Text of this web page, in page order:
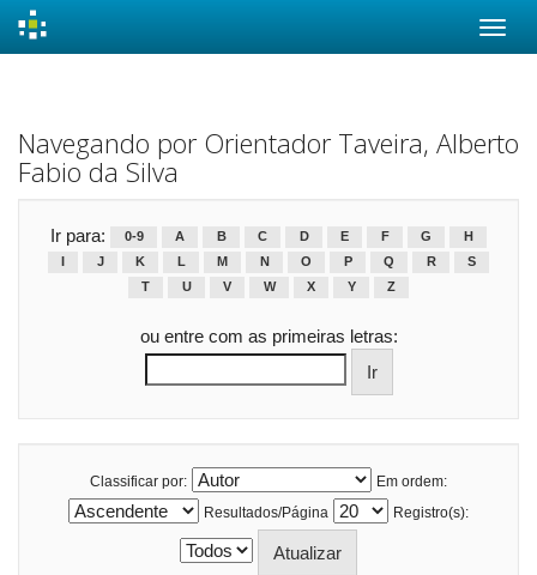
Navegando por Orientador Taveira, Alberto
Fabio da Silva
Ir para: 0-9 A B C D E F G
H
J K L M N O P Q R
S
T
U V W X Y Z
ou entre com as primeiras letras:
Classificar por:
Em ordem:
Resultados/Página
Registro(s):